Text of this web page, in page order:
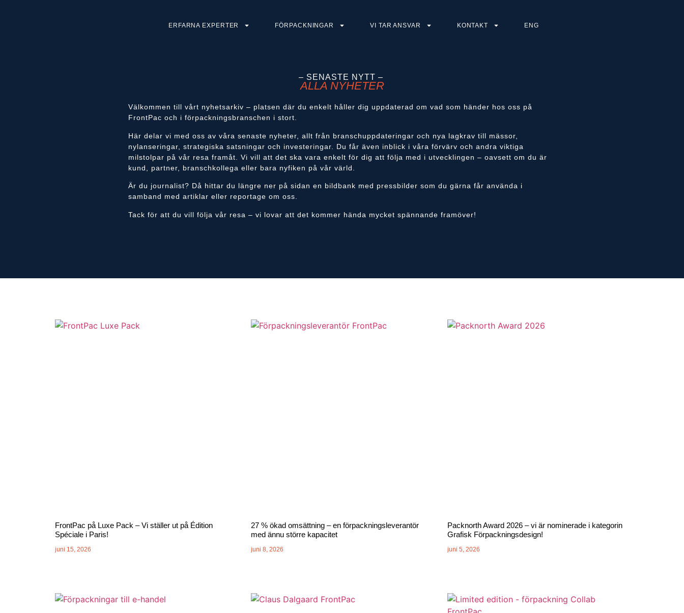
ERFARNA EXPERTER FÖRPACKNINGAR VI TAR ANSVAR KONTAKT ENG
– SENASTE NYTT –
ALLA NYHETER
Välkommen till vårt nyhetsarkiv – platsen där du enkelt håller dig uppdaterad om vad som händer hos oss på
FrontPac och i förpackningsbranschen i stort.
Här delar vi med oss av våra senaste nyheter, allt från branschuppdateringar och nya lagkrav till mässor,
nylanseringar, strategiska satsningar och investeringar. Du får även inblick i våra förvärv och andra viktiga
milstolpar på vår resa framåt. Vi vill att det ska vara enkelt för dig att följa med i utvecklingen – oavsett om du är
kund, partner, branschkollega eller bara nyfiken på vår värld.
Är du journalist? Då hittar du längre ner på sidan en bildbank med pressbilder som du gärna får använda i
samband med artiklar eller reportage om oss.
Tack för att du vill följa vår resa – vi lovar att det kommer hända mycket spännande framöver!
FrontPac på Luxe Pack – Vi ställer ut på Édition
Spéciale i Paris!
juni 15, 2026
27 % ökad omsättning – en förpackningsleverantör
med ännu större kapacitet
juni 8, 2026
Packnorth Award 2026 – vi är nominerade i kategorin
Grafisk Förpackningsdesign!
juni 5, 2026